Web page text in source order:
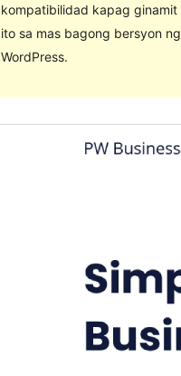
kompatibilidad kapag ginamit
ito sa mas bagong bersyon ng
WordPress.